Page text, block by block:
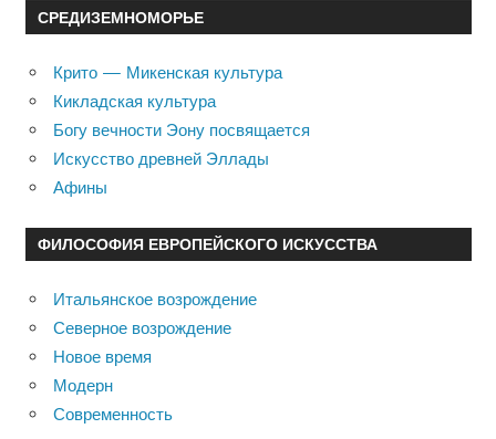
СРЕДИЗЕМНОМОРЬЕ
Крито — Микенская культура
Кикладская культура
Богу вечности Эону посвящается
Искусство древней Эллады
Афины
ФИЛОСОФИЯ ЕВРОПЕЙСКОГО ИСКУССТВА
Итальянское возрождение
Северное возрождение
Новое время
Модерн
Современность